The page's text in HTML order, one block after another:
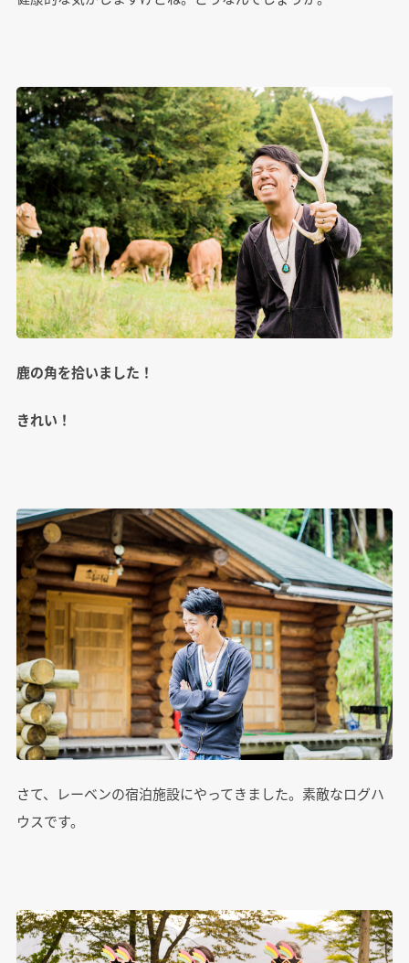
鹿の角を拾いました！
きれい！
さて、レーベンの宿泊施設にやってきました。素敵なログハ
ウスです。